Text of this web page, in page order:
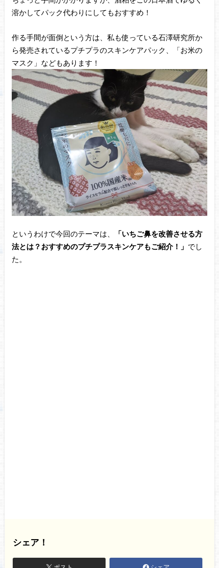
溶かしてパック代わりにしてもおすすめ！
作る手間が面倒という方は、私も使っている石澤研究所か
ら発売されているプチプラのスキンケアパック、「お米の
マスク」などもあります！
というわけで今回のテーマは、
「いちご鼻を改善させる方
法とは？おすすめのプチプラスキンケアもご紹介！」 でし
た。
シェア！